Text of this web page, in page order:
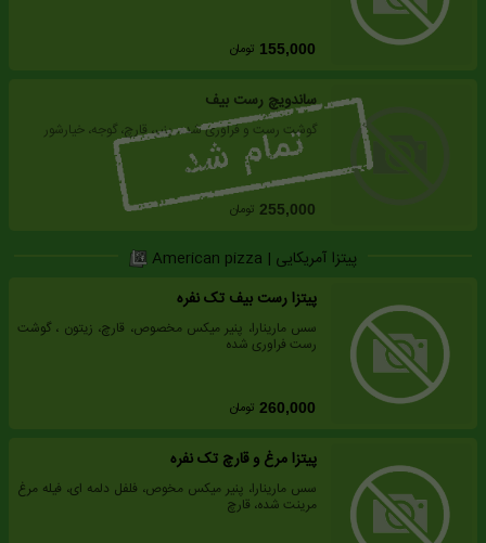
155,000 تومان
ساندویچ رست بیف
گوشت رست و فراوری شده، پنیر، قارچ، گوجه، خیارشور
255,000 تومان
پیتزا آمریکایی | American pizza
پیتزا رست بیف تک نفره
سس مارینارا، پنیر میکس مخصوص، قارچ، زیتون ، گوشت
رست فراوری شده
260,000 تومان
پیتزا مرغ و قارچ تک نفره
سس مارینارا، پنیر میکس مخوص، فلفل دلمه ای، فیله مرغ
مرینت شده، قارچ